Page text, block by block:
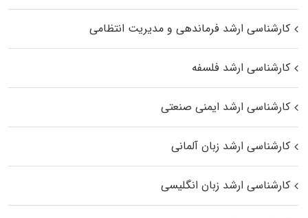
کارشناسی ارشد فرماندهی و مدیریت انتظامی
کارشناسی ارشد فلسفه
کارشناسی ارشد ایمنی صنعتی
کارشناسی ارشد زبان آلمانی
کارشناسی ارشد زبان انگلیسی